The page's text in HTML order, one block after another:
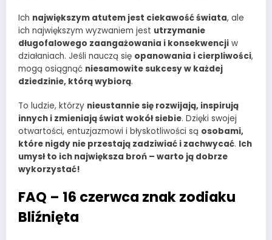
Ich największym atutem jest ciekawość świata, ale
ich największym wyzwaniem jest utrzymanie
długofalowego zaangażowania i konsekwencji w
działaniach. Jeśli nauczą się opanowania i cierpliwości,
mogą osiągnąć niesamowite sukcesy w każdej
dziedzinie, którą wybiorą.
To ludzie, którzy nieustannie się rozwijają, inspirują
innych i zmieniają świat wokół siebie. Dzięki swojej
otwartości, entuzjazmowi i błyskotliwości są osobami,
które nigdy nie przestają zadziwiać i zachwycać. Ich
umysł to ich największa broń – warto ją dobrze
wykorzystać!
FAQ – 16 czerwca znak zodiaku
Bliźnięta